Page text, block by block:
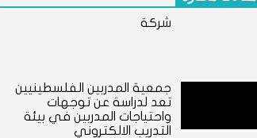
شركة
جمعية المدربين الفلسطينيين
تعد لدراسة عن توجهات
واحتياجات المدربين في بيئة
التدريب الالكتروني